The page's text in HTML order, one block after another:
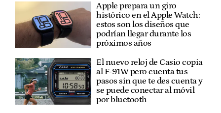
Apple prepara un giro
histórico en el Apple Watch:
estos son los diseños que
podrían llegar durante los
próximos años
El nuevo reloj de Casio copia
al F-91W pero cuenta tus
pasos sin que te des cuenta y
se puede conectar al móvil
por bluetooth